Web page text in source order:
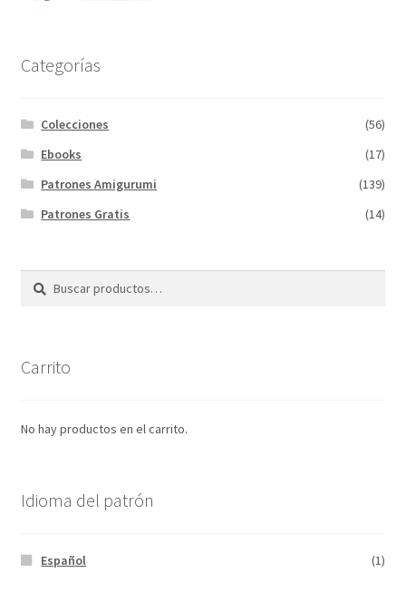
Categorías
Colecciones
(56)
Ebooks
(17)
Patrones Amigurumi
(139)
Patrones Gratis
(14)
Buscar
Buscar
Carrito
No hay productos en el carrito.
Idioma del patrón
Español (1)